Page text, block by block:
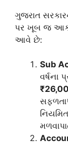
ગુજરાત
પર ખૂબ જ
આવે છે:
Sub
વર્ષના